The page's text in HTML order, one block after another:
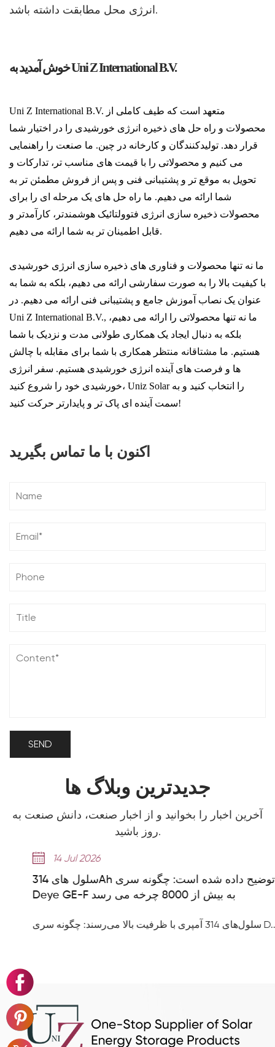
انرژی محل مطابقت داشته باشد.
خوش آمدید به Uni Z International B.V.
Uni Z International B.V. متعهد است که طیف کاملی از
محصولات و راه حل های ذخیره انرژی خورشیدی را در اختیار شما
قرار دهد. تولیدکنندگان و کارخانه در چین. ما صنعت را راهنمایی
می کنیم و محصولاتی را با قیمت های مناسب تر، تدارکات و
تحویل به موقع تر و پشتیبانی فنی و پس از فروش مطمئن تر به
شما ارائه می دهیم. ما راه حل های یک مرحله ای را برای
محصولات ذخیره سازی انرژی فتوولتائیک هوشمندتر، کارآمدتر و
قابل اطمینان تر به شما ارائه می دهیم.
ما نه تنها محصولات و فناوری های ذخیره سازی انرژی خورشیدی
با کیفیت بالا را به صورت سفارشی ارائه می دهیم، بلکه به شما به
عنوان یک نصاب آموزش جامع و پشتیبانی فنی ارائه می دهیم. در
Uni Z International B.V., ما نه تنها محصولاتی را ارائه می دهیم،
بلکه به دنبال ایجاد یک همکاری طولانی مدت و نزدیک با شما
هستیم. ما مشتاقانه منتظر همکاری با شما برای مقابله با چالش
ها و فرصت های آینده انرژی خورشیدی هستیم. سفر انرژی
خورشیدی خود را شروع کنید، Uniz Solar را انتخاب کنید و به
سمت آینده ای پاک تر و پایدارتر حرکت کنید!
اکنون با ما تماس بگیرید
جدیدترین وبلاگ ها
آخرین اخبار را بخوانید و از اخبار صنعت، دانش صنعت به
روز باشید.
14 Jul 2026
Deye GE-F به بیش از 8000 چرخه می رسد
سلول‌های 314 آمپری با ظرفیت بالا می‌رسند: چگونه سری D...